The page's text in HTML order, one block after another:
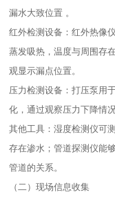
漏水大致位置 。​
红外检测设备：红外热像
蒸发吸热，温度与周围存
观显示漏点位置。​
压力检测设备：打压泵用
化，通过观察压力下降情
其他工具：湿度检测仪可
存在渗水；管道探测仪能
管道的关系。​
（二）现场信息收集​